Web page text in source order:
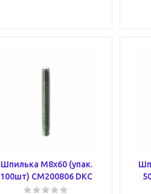
Шпилька М8х60 (упак.
100шт) CM200806 DKC